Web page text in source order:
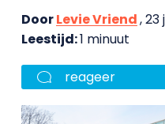
DoorLevie Vriend, 23
Leestijd:1 minuut
reageer